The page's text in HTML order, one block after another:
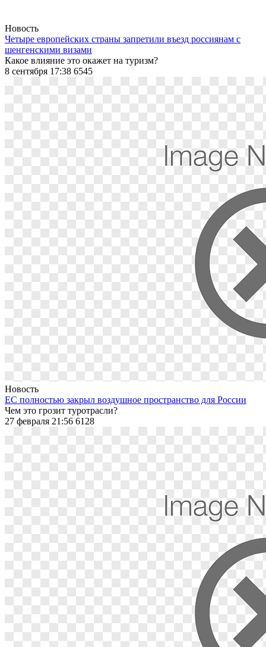
Новость
Четыре европейских страны запретили въезд россиянам с
шенгенскими визами
Какое влияние это окажет на туризм?
8 сентября 17:38 6545
Новость
ЕС полностью закрыл воздушное пространство для России
Чем это грозит туротрасли?
27 февраля 21:56 6128